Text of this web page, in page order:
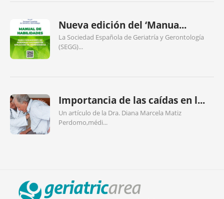
Nueva edición del ‘Manua...
La Sociedad Española de Geriatría y Gerontología
(SEGG)...
Importancia de las caídas en l...
Un artículo de la Dra. Diana Marcela Matiz
Perdomo,médi...